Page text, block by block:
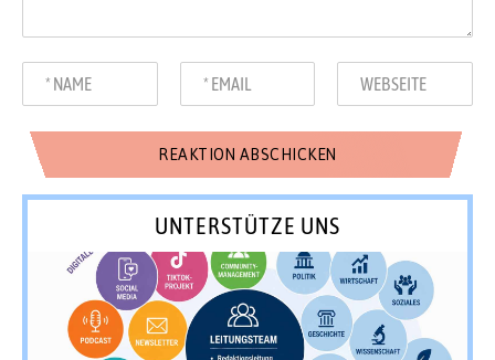
UNTERSTÜTZE UNS